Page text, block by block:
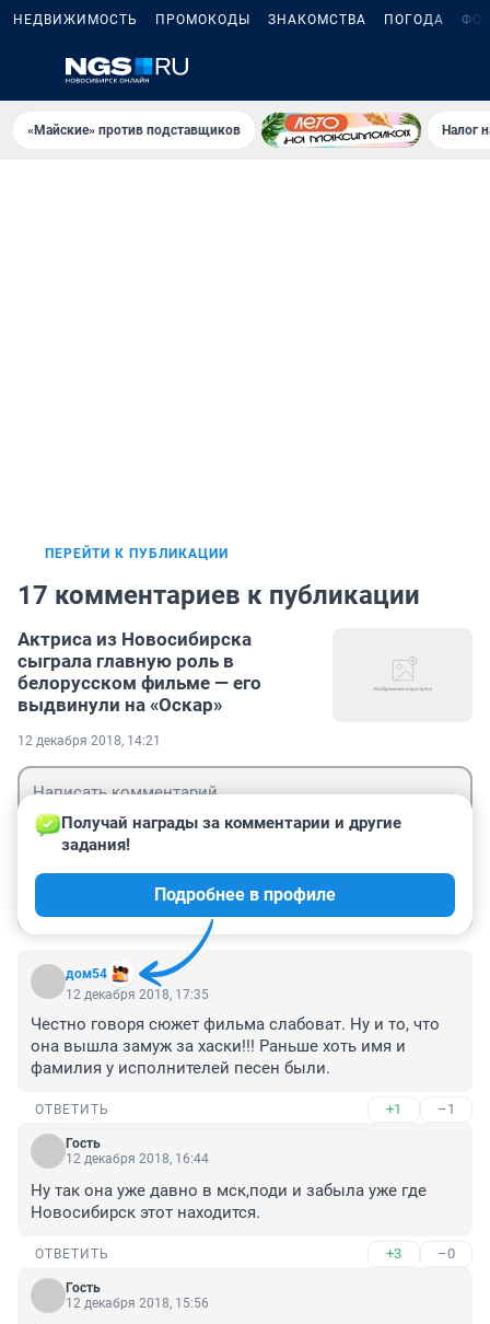
НЕДВИЖИМОСТЬ ПРОМОКОДЫ ЗНАКОМСТВА ПОГОДА
«Майские» против подставщиков Налог
ПЕРЕЙТИ К ПУБЛИКАЦИИ
17 комментариев к публикации
Актриса из Новосибирска
сыграла главную роль в
белорусском фильме — его
выдвинули на «Оскар»
12 декабря 2018, 14:21
дом54
Получай награды за комментарии и другие
задания!
Подробнее в профиле
12 декабря 2018, 17:35
Честно говоря сюжет фильма слабоват. Ну и то, что
она вышла замуж за хаски!!! Раньше хоть имя и
фамилия у исполнителей песен были.
ОТВЕТИТЬ +1 –1
Гость
12 декабря 2018, 16:44
Ну так она уже давно в мск,поди и забыла уже где
Новосибирск этот находится.
ОТВЕТИТЬ +3 –0
Гость
12 декабря 2018, 15:56